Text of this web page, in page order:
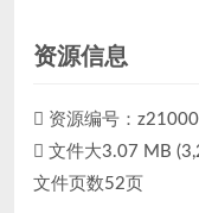
资源信息
资源编号：
文件大3.07 MB
文件页数52页